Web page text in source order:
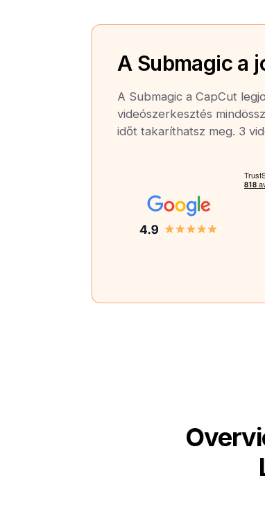
A Submagic a
A Submagic a CapCut
videószerkesztés
időt takaríthatsz meg. 3